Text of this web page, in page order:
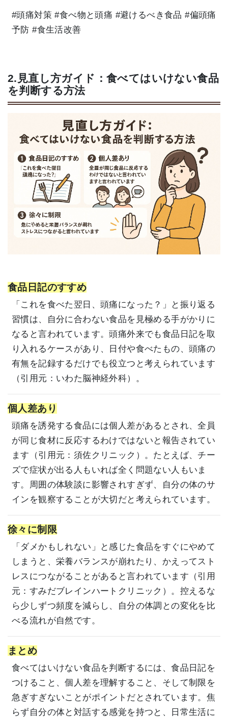
#頭痛対策 #食べ物と頭痛 #避けるべき食品 #偏頭痛
予防 #食生活改善
2.見直し方ガイド：食べてはいけない食品
を判断する方法
食品日記のすすめ
「これを食べた翌日、頭痛になった？」と振り返る
習慣は、自分に合わない食品を見極める手がかりに
なると言われています。頭痛外来でも食品日記を取
り入れるケースがあり、日付や食べたもの、頭痛の
有無を記録するだけでも役立つと考えられています
（引用元： いわた脳神経外科）。
個人差あり
頭痛を誘発する食品には個人差があるとされ、全員
が同じ食材に反応するわけではないと報告されてい
ます（引用元： 須佐クリニック ）。たとえば、チー
ズで症状が出る人もいれば全く問題ない人もいま
す。周囲の体験談に影響されすぎず、自分の体のサ
インを観察することが大切だと考えられています。
徐々に制限
「ダメかもしれない」と感じた食品をすぐにやめて
しまうと、栄養バランスが崩れたり、かえってスト
レスにつながることがあると言われています（引用
元： すみだブレインハートクリニック ）。控えるな
ら少しずつ頻度を減らし、自分の体調との変化を比
べる流れが自然です。
まとめ
食べてはいけない食品を判断するには、食品日記を
つけること、個人差を理解すること、そして制限を
急ぎすぎないことがポイントだとされています。焦
らず自分の体と対話する感覚を持つと、日常生活に